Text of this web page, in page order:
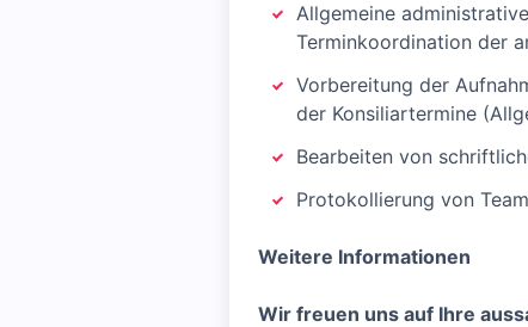
Allgemeine
Terminkoordination der
Vorbereitung der
der Konsiliartermine
Bearbeiten von
Protokollierung von
Weitere Informationen
Wir freuen uns auf Ihre